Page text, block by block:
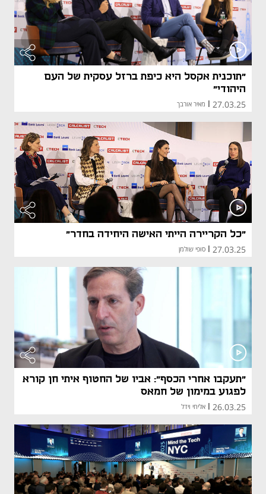
"תוכנית אקסל היא כיפת ברזל עסקית של העם
היהודי"
27.03.25 מאיר אורבך
"כל הקריירה הייתי האישה היחידה בחדר"
27.03.25 סופי שולמן
"תעקבו אחרי הכסף": אביו של החטוף איתי חן קורא
לפגוע במימון של חמאס
26.03.25
| אליחי וידל